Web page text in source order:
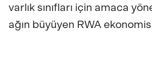
varlık sınıfları için amaca
ağın büyüyen RWA